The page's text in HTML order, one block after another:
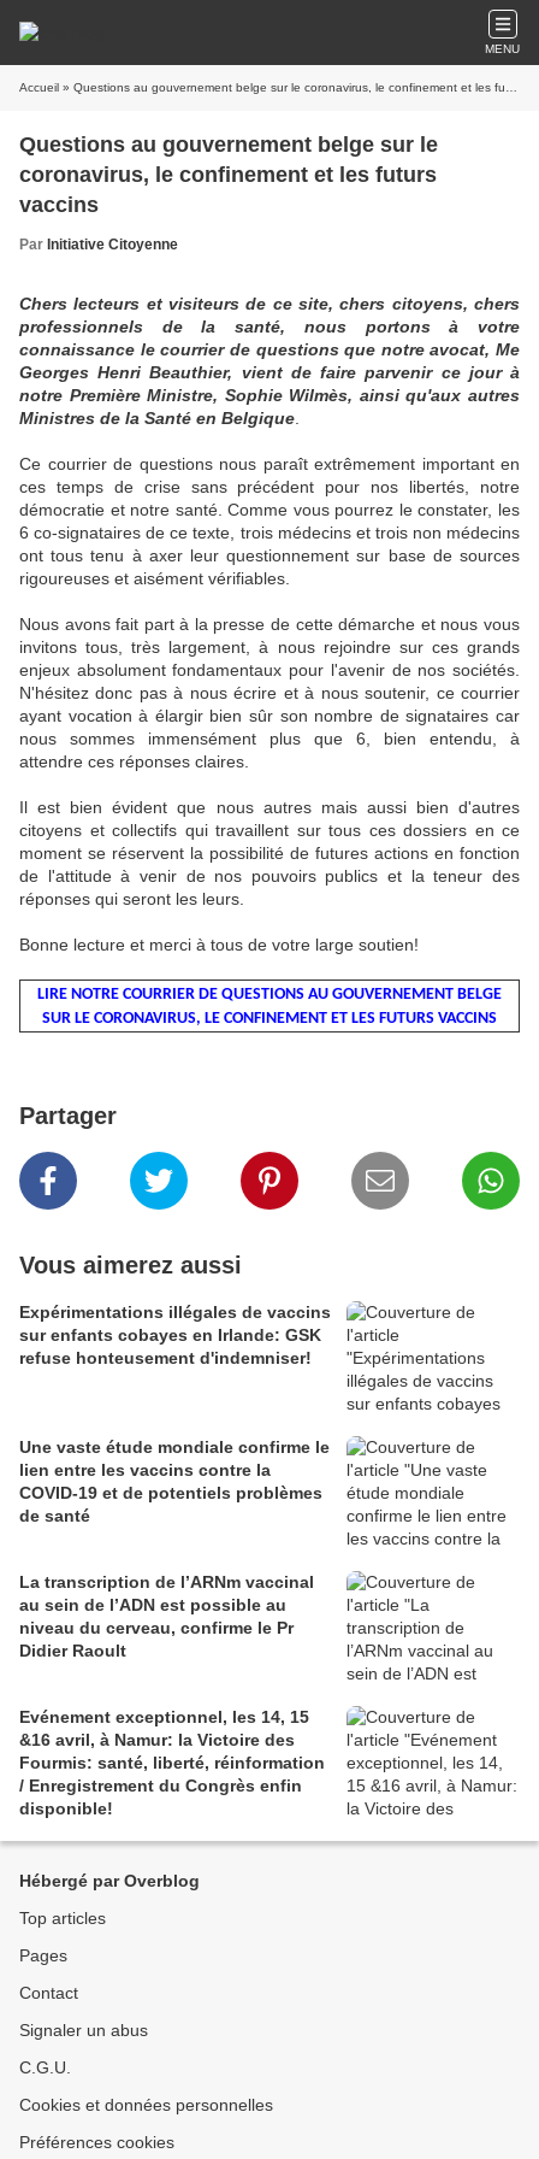
MENU
Accueil » Questions au gouvernement belge sur le coronavirus, le confinement et les futurs vaccins
Questions au gouvernement belge sur le
coronavirus, le confinement et les futurs
vaccins
Par Initiative Citoyenne
Chers lecteurs et visiteurs de ce site, chers citoyens, chers
professionnels de la santé, nous portons à votre
connaissance le courrier de questions que notre avocat, Me
Georges Henri Beauthier, vient de faire parvenir ce jour à
notre Première Ministre, Sophie Wilmès, ainsi qu'aux autres
Ministres de la Santé en Belgique
Ce courrier de questions nous paraît extrêmement important en
ces temps de crise sans précédent pour nos libertés, notre
démocratie et notre santé. Comme vous pourrez le constater, les
6 co-signataires de ce texte, trois médecins et trois non médecins
ont tous tenu à axer leur questionnement sur base de sources
rigoureuses et aisément vérifiables.
Nous avons fait part à la presse de cette démarche et nous vous
invitons tous, très largement, à nous rejoindre sur ces grands
enjeux absolument fondamentaux pour l'avenir de nos sociétés.
N'hésitez donc pas à nous écrire et à nous soutenir, ce courrier
ayant vocation à élargir bien sûr son nombre de signataires car
nous sommes immensément plus que 6, bien entendu, à
attendre ces réponses claires.
Il est bien évident que nous autres mais aussi bien d'autres
citoyens et collectifs qui travaillent sur tous ces dossiers en ce
moment se réservent la possibilité de futures actions en fonction
de l'attitude à venir de nos pouvoirs publics et la teneur des
réponses qui seront les leurs.
Bonne lecture et merci à tous de votre large soutien!
LIRE NOTRE COURRIER DE QUESTIONS AU GOUVERNEMENT BELGE
SUR LE CORONAVIRUS, LE CONFINEMENT ET LES FUTURS VACCINS
Partager
Vous aimerez aussi
Expérimentations illégales de vaccins
sur enfants cobayes en Irlande: GSK
refuse honteusement d'indemniser!
Une vaste étude mondiale confirme le
lien entre les vaccins contre la
COVID-19 et de potentiels problèmes
de santé
La transcription de l’ARNm vaccinal
au sein de l’ADN est possible au
niveau du cerveau, confirme le Pr
Didier Raoult
Evénement exceptionnel, les 14, 15
&16 avril, à Namur: la Victoire des
Fourmis: santé, liberté, réinformation
/ Enregistrement du Congrès enfin
disponible!
Hébergé par Overblog
Top articles
Pages
Contact
Signaler un abus
C.G.U.
Cookies et données personnelles
Préférences cookies